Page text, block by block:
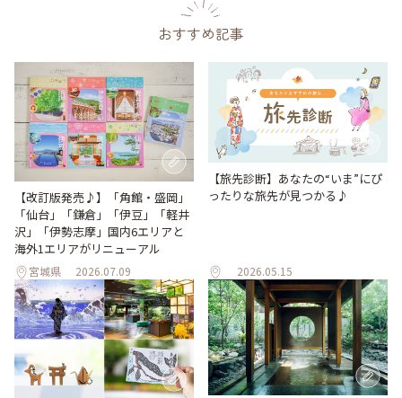
おすすめ記事
【改訂版発売♪】「角館・盛岡」
「仙台」「鎌倉」「伊豆」「軽井
沢」「伊勢志摩」国内6エリアと
海外1エリアがリニューアル
宮城県 2026.07.09
【旅先診断】あなたの“いま”にぴ
ったりな旅先が見つかる♪
2026.05.15